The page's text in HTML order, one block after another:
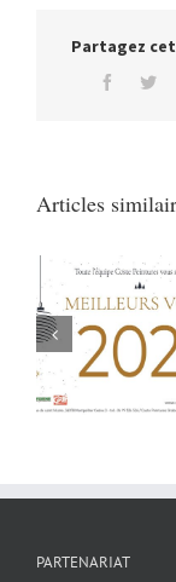
Partagez
Facebook
Articles
dès
PARTENARIAT